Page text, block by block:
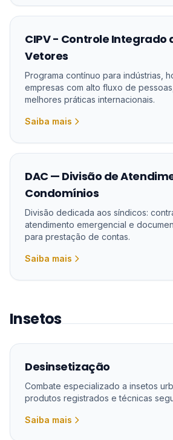
CIPV - Controle Integrado
Vetores
Programa contínuo para indústrias,
empresas com alto fluxo de
melhores práticas internacionais.
Saiba mais
DAC — Divisão de
Condomínios
Divisão dedicada aos síndicos:
atendimento emergencial e
para prestação de contas.
Saiba mais
Insetos
Desinsetização
Combate especializado a insetos
produtos registrados e técnicas
Saiba mais